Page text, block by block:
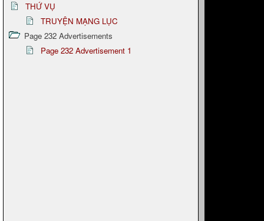
THỨ VỤ
TRUYỆN MẠNG LỤC
Page 232 Advertisements
Page 232 Advertisement 1